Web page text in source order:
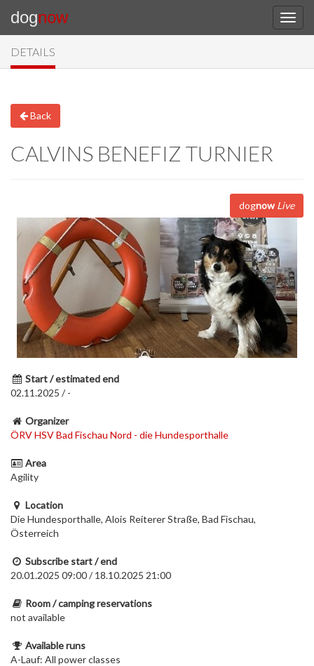
dognow
DETAILS
Back
CALVINS BENEFIZ TURNIER
dognow Live
Start / estimated end
02.11.2025 / -
Organizer
ÖRV HSV Bad Fischau Nord - die Hundesporthalle
Area
Agility
Location
Die Hundesporthalle, Alois Reiterer Straße, Bad Fischau,
Österreich
Subscribe start / end
20.01.2025 09:00 / 18.10.2025 21:00
Room / camping reservations
not available
Available runs
A-Lauf: All power classes